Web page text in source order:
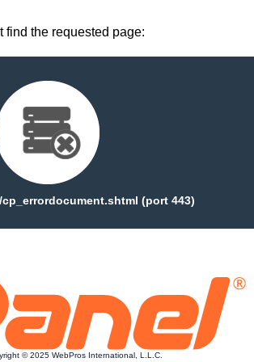
find the requested page:
(port 443)
© 2025 WebPros International, L.L.C.